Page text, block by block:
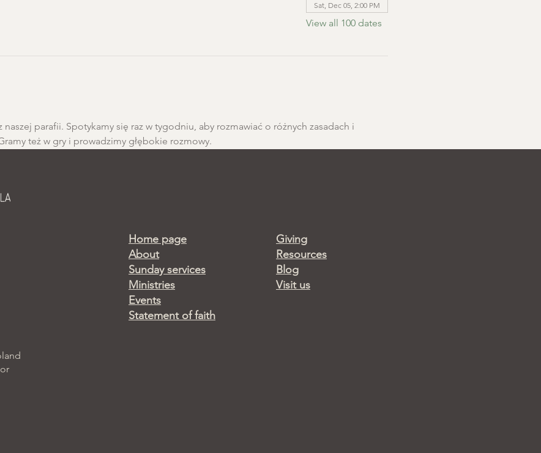
Sat, Dec 05, 2:00 PM
View all 100 dates
naszej parafii. Spotykamy się raz w tygodniu, aby rozmawiać o różnych zasadach i
też w gry i prowadzimy głębokie rozmowy.
Home page
About
Sunday services
Ministries
Events
Statement of faith
Giving
Resources
Blog
Visit us